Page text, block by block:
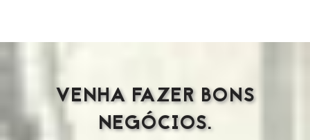
VENHA FAZER BONS
NEGÓCIOS.